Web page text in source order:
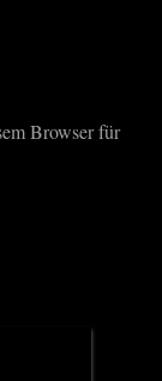
Browser für